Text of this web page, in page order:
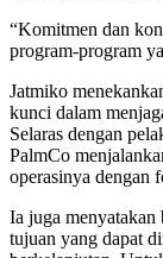
“Komitmen dan
program-program
Jatmiko
kunci dalam
Selaras dengan
PalmCo
operasinya dengan
Ia juga menyatakan
tujuan yang dapat